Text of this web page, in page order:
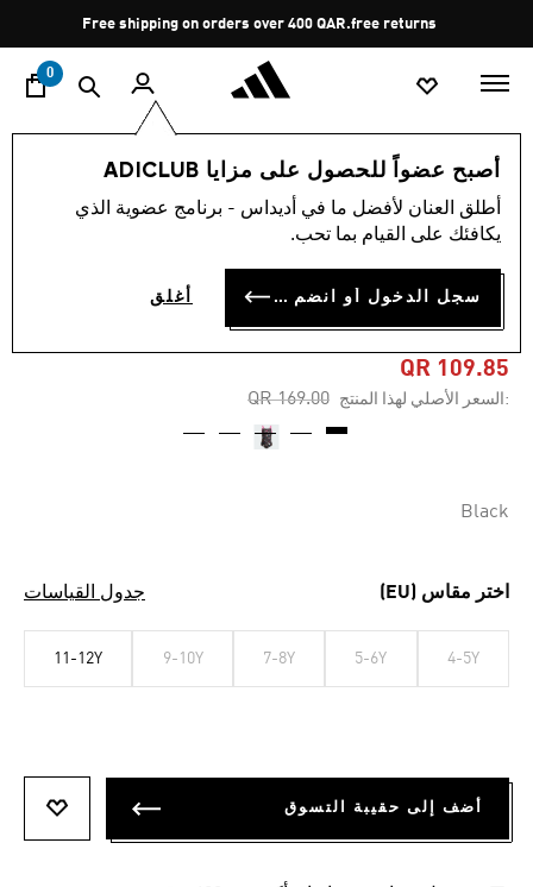
Pause
promotion
rotation
Free shipping on orders over 400 QAR.free returns
0
أصبح عضواً للحصول على مزايا ADICLUB
أطلق العنان لأفضل ما في أديداس - برنامج عضوية الذي
يكافئك على القيام بما تحب.
سجل الدخول أو انضم الآن أغلق
الأطفال الملابس
-35%
رداء سباحة أديداس PIXAR
للأطفال
QR 109.85
:السعر الأصلي لهذا المنتج Price reduced from
QR 169.00
to
Black
اختر مقاس (EU) جدول القياسات
4-5Y
5-6Y
7-8Y
9-10Y
11-12Y
أضف إلى حقيبة التسوق